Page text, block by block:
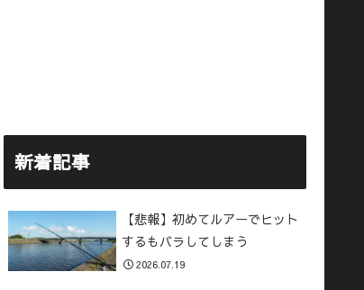
新着記事
【悲報】初めてルアーでヒット
するもバラしてしまう
2026.07.19